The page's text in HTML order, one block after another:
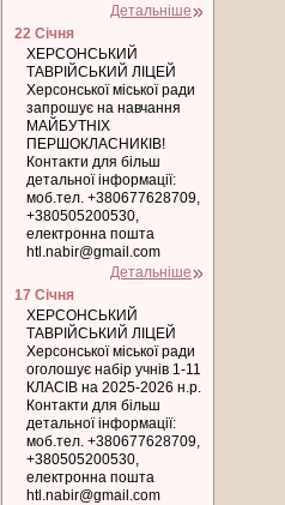
Детальніше
22 Січня
ХЕРСОНСЬКИЙ
ТАВРІЙСЬКИЙ ЛІЦЕЙ
Херсонської міської ради
запрошує на навчання
МАЙБУТНІХ
ПЕРШОКЛАСНИКІВ!
Контакти для більш
детальної інформації:
моб.тел. +380677628709,
+380505200530,
електронна пошта
htl.nabir@gmail.com
Детальніше
17 Січня
ХЕРСОНСЬКИЙ
ТАВРІЙСЬКИЙ ЛІЦЕЙ
Херсонської міської ради
оголошує набір учнів 1-11
КЛАСІВ на 2025-2026 н.р.
Контакти для більш
детальної інформації:
моб.тел. +380677628709,
+380505200530,
електронна пошта
htl.nabir@gmail.com